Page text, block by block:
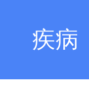
疾病